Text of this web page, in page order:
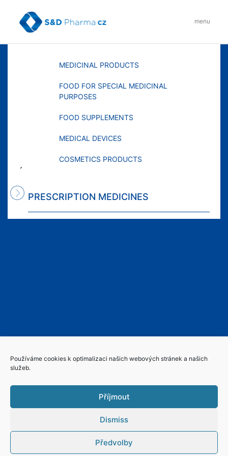
Používáme cookies k optimalizaci našich webových stránek a našich
služeb.
Příjmout
Dismiss
Předvolby
content
menu
MENU
MEDICINAL PRODUCTS
FOOD FOR SPECIAL MEDICINAL
PURPOSES
FOOD SUPPLEMENTS
MEDICAL DEVICES
COSMETICS PRODUCTS
´
PRESCRIPTION MEDICINES
SERVICE AREAS
NEWS